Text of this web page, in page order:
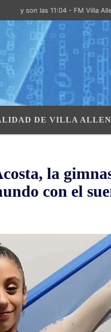
las 11:04 - FM Villa Allende
DE VILLA
la
con el